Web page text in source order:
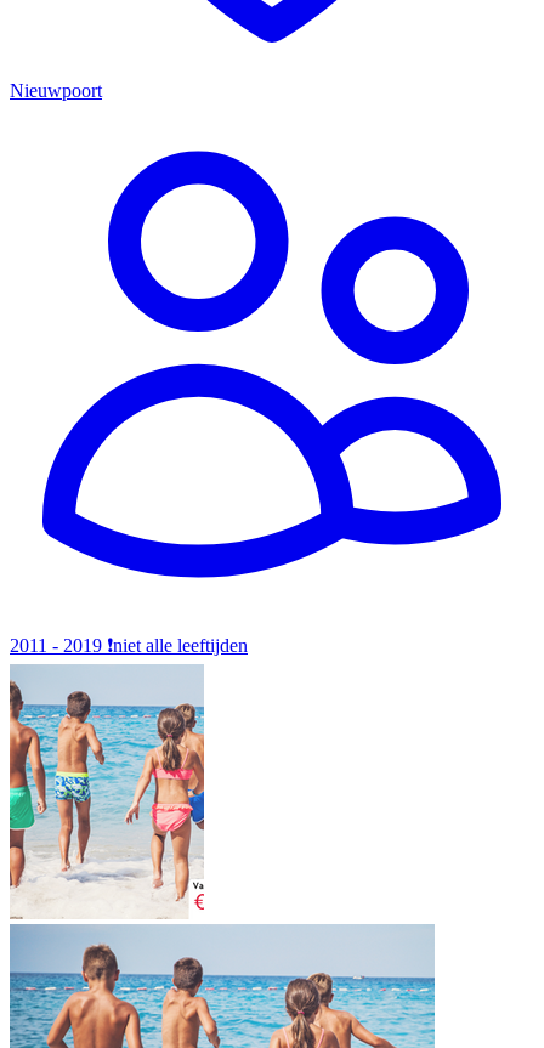
Nieuwpoort
2011 - 2019 ❗️niet alle leeftijden